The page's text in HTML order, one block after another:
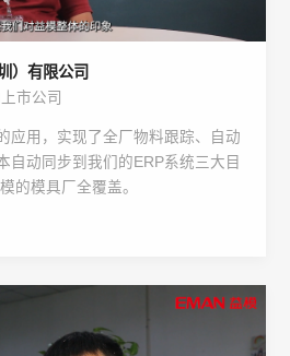
）有限公司
市公司
应用，实现了全厂物料跟踪、自动
自动同步到我们的ERP系统三大目
的模具厂全覆盖。